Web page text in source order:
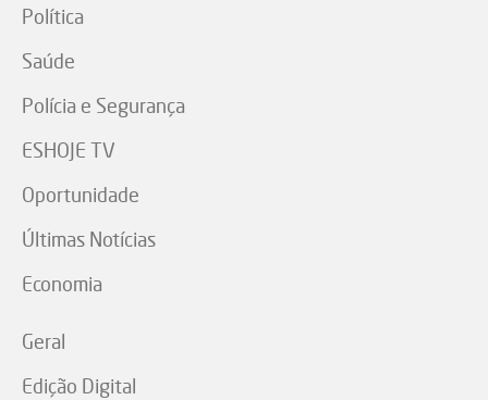
Política
Saúde
Polícia e Segurança
ESHOJE TV
Oportunidade
Últimas Notícias
Economia
Geral
Edição Digital